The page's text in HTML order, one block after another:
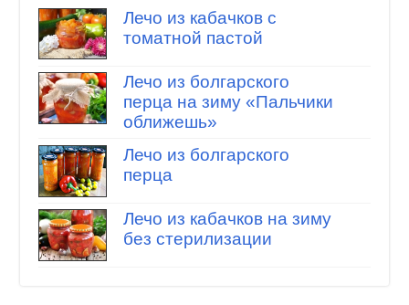
Лечо из кабачков с
томатной пастой
Лечо из болгарского
перца на зиму «Пальчики
оближешь»
Лечо из болгарского
перца
Лечо из кабачков на зиму
без стерилизации